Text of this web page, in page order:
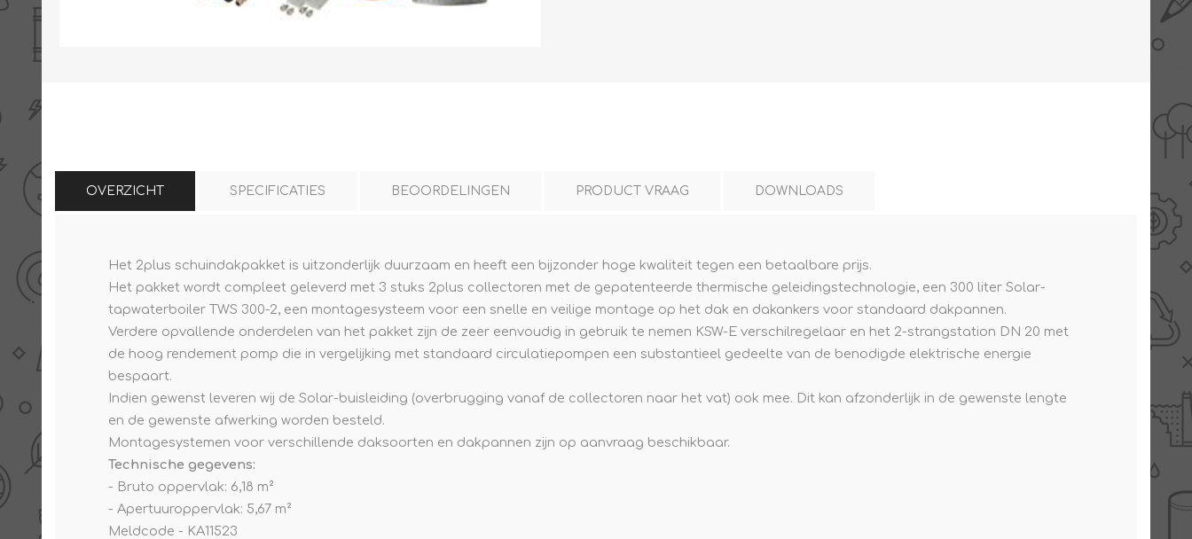
Ceramic+
Climastar
Verwarmingslint
Kasten, automaten etc.
Schakelen
OVERZICHT SPECIFICATIES BEOORDELINGEN PRODUCT VRAAG DOWNLOADS
Het 2plus schuindakpakket is uitzonderlijk duurzaam en heeft een bijzonder hoge kwaliteit tegen een betaalbare prijs.
Het pakket wordt compleet geleverd met 3 stuks 2plus collectoren met de gepatenteerde thermische geleidingstechnologie, een 300 liter Solar-
tapwaterboiler TWS 300-2, een montagesysteem voor een snelle en veilige montage op het dak en dakankers voor standaard dakpannen.
Verdere opvallende onderdelen van het pakket zijn de zeer eenvoudig in gebruik te nemen KSW-E verschilregelaar en het 2-strangstation DN 20 met
de hoog rendement pomp die in vergelijking met standaard circulatiepompen een substantieel gedeelte van de benodigde elektrische energie
bespaart.
Indien gewenst leveren wij de Solar-buisleiding (overbrugging vanaf de collectoren naar het vat) ook mee. Dit kan afzonderlijk in de gewenste lengte
en de gewenste afwerking worden besteld.
Montagesystemen voor verschillende daksoorten en dakpannen zijn op aanvraag beschikbaar.
Technische gegevens:
- Bruto oppervlak: 6,18 m²
- Apertuuroppervlak: 5,67 m²
Meldcode - KA11523